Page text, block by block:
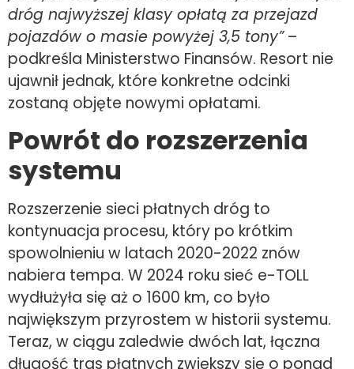
dróg najwyższej klasy opłatą za przejazd
pojazdów o masie powyżej 3,5 tony”–
podkreśla Ministerstwo Finansów. Resort nie
ujawnił jednak, które konkretne odcinki
zostaną objęte nowymi opłatami.
Powrót do rozszerzenia
systemu
Rozszerzenie sieci płatnych dróg to
kontynuacja procesu, który po krótkim
spowolnieniu w latach 2020-2022 znów
nabiera tempa. W 2024 roku sieć e-TOLL
wydłużyła się aż o 1600 km, co było
największym przyrostem w historii systemu.
Teraz, w ciągu zaledwie dwóch lat, łączna
długość tras płatnych zwiększy się o ponad